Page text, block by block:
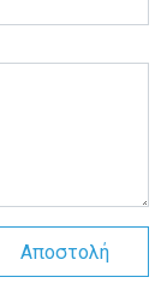
Αποστολή